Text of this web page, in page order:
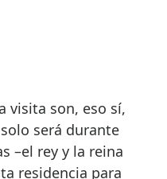
visita son, eso sí,
será durante
–el rey y la reina
residencia para